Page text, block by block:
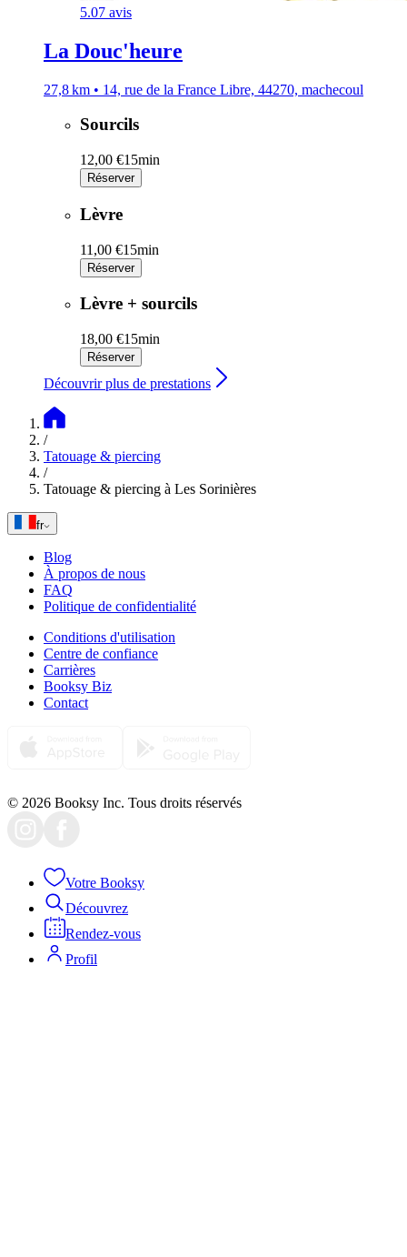
5.07 avis
La Douc'heure
27,8 km • 14, rue de la France Libre, 44270, machecoul
Sourcils
12,00 €15min
Réserver
Lèvre
11,00 €15min
Réserver
Lèvre + sourcils
18,00 €15min
Réserver
Découvrir plus de prestations
/
Tatouage & piercing
/
Tatouage & piercing à Les Sorinières
fr
Blog
À propos de nous
FAQ
Politique de confidentialité
Conditions d'utilisation
Centre de confiance
Carrières
Booksy Biz
Contact
© 2026 Booksy Inc. Tous droits réservés
Votre Booksy
Découvrez
Rendez-vous
Profil